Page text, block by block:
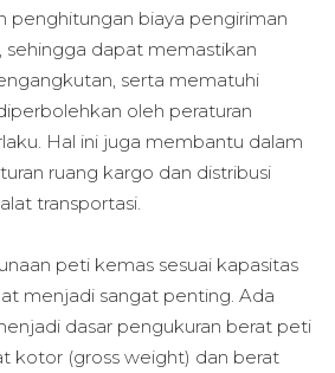
penghitungan biaya pengiriman
sehingga dapat memastikan
serta mematuhi
oleh peraturan
Hal ini juga membantu dalam
ruang kargo dan distribusi
transportasi.
peti kemas sesuai kapasitas
menjadi sangat penting. Ada
dasar pengukuran berat peti
kotor (gross weight) dan berat